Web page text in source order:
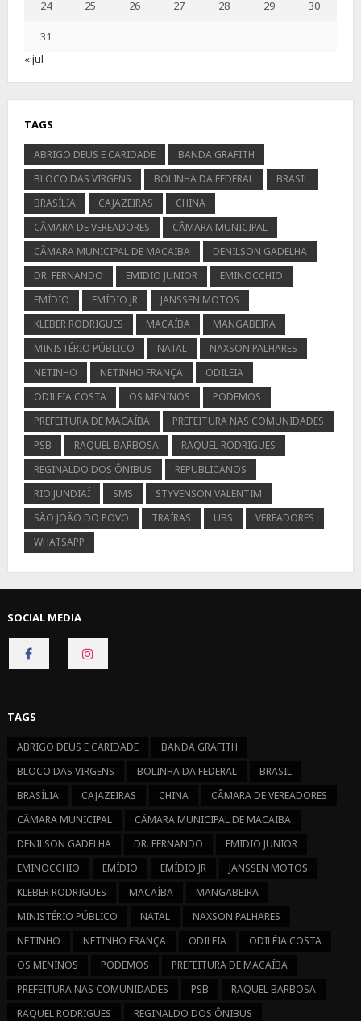
24 25 26 27 28 29 30
31
« jul
TAGS
ABRIGO DEUS E CARIDADE
BANDA GRAFITH
BLOCO DAS VIRGENS
BOLINHA DA FEDERAL
BRASIL
BRASÍLIA
CAJAZEIRAS
CHINA
CÂMARA DE VEREADORES
CÂMARA MUNICIPAL
CÂMARA MUNICIPAL DE MACAIBA
DENILSON GADELHA
DR. FERNANDO
EMIDIO JUNIOR
EMINOCCHIO
EMÍDIO
EMÍDIO JR
JANSSEN MOTOS
KLEBER RODRIGUES
MACAÍBA
MANGABEIRA
MINISTÉRIO PÚBLICO
NATAL
NAXSON PALHARES
NETINHO
NETINHO FRANÇA
ODILEIA
ODILÉIA COSTA
OS MENINOS
PODEMOS
PREFEITURA DE MACAÍBA
PREFEITURA NAS COMUNIDADES
PSB
RAQUEL BARBOSA
RAQUEL RODRIGUES
REGINALDO DOS ÔNIBUS
REPUBLICANOS
RIO JUNDIAÍ
SMS
STYVENSON VALENTIM
SÃO JOÃO DO POVO
TRAÍRAS UBS
VEREADORES
WHATSAPP
SOCIAL MEDIA
CONNECT
ON
TAGS
ABRIGO DEUS E CARIDADE
BANDA GRAFITH
BLOCO DAS VIRGENS
BOLINHA DA FEDERAL
BRASIL
BRASÍLIA
CAJAZEIRAS CHINA
CÂMARA DE VEREADORES
CÂMARA MUNICIPAL
CÂMARA MUNICIPAL DE MACAIBA
DENILSON GADELHA
DR. FERNANDO
EMIDIO JUNIOR
EMINOCCHIO
EMÍDIO EMÍDIO JR
JANSSEN MOTOS
KLEBER RODRIGUES
MACAÍBA
MANGABEIRA
MINISTÉRIO PÚBLICO
NATAL
NAXSON PALHARES
NETINHO
NETINHO FRANÇA ODILEIA
ODILÉIA COSTA
OS MENINOS
PODEMOS
PREFEITURA DE MACAÍBA
PREFEITURA NAS COMUNIDADES
PSB
RAQUEL BARBOSA
RAQUEL RODRIGUES
REGINALDO DOS ÔNIBUS